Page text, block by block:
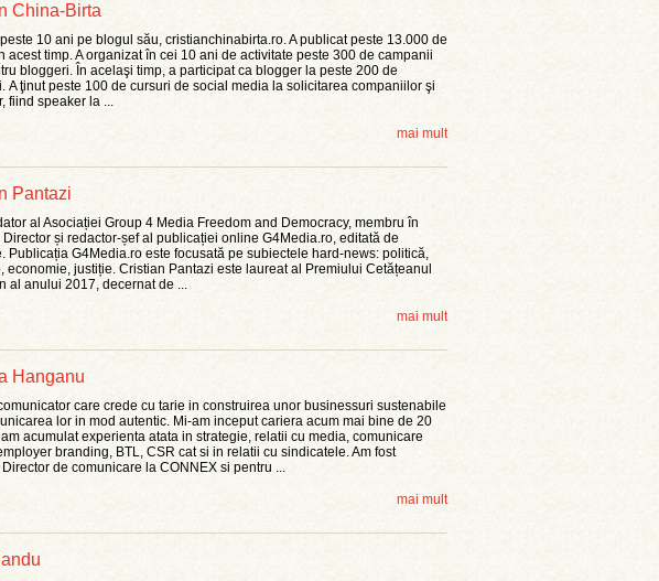
China-Birta
10 ani pe blogul său, cristianchinabirta.ro. A publicat peste 13.000 de
acest timp. A organizat în cei 10 ani de activitate peste 300 de campanii
bloggeri. În acelaşi timp, a participat ca blogger la peste 200 de
A ţinut peste 100 de cursuri de social media la solicitarea companiilor şi
fiind speaker la ...
mai mult
Pantazi
al Asociației Group 4 Media Freedom and Democracy, membru în
și redactor-șef al publicației online G4Media.ro, editată de
Publicația G4Media.ro este focusată pe subiectele hard-news: politică,
economie, justiție. Cristian Pantazi este laureat al Premiului Cetățeanul
al anului 2017, decernat de ...
mai mult
Hanganu
care crede cu tarie in construirea unor businessuri sustenabile
lor in mod autentic. Mi-am inceput cariera acum mai bine de 20
acumulat experienta atata in strategie, relatii cu media, comunicare
branding, BTL, CSR cat si in relatii cu sindicatele. Am fost
de comunicare la CONNEX si pentru ...
mai mult